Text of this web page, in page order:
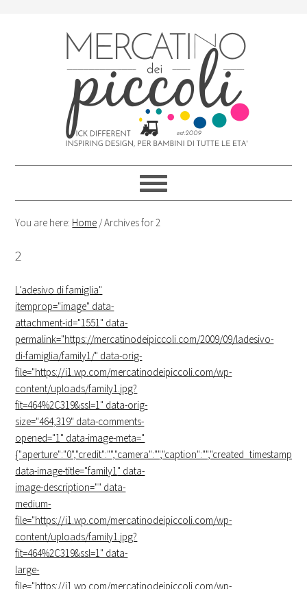
You are here: Home /Archives for 2
2
L’adesivo di famiglia"
itemprop="image" data-
attachment-id="1551" data-
permalink="https://mercatinodeipiccoli.com/2009/09/ladesivo-
di-famiglia/family1/" data-orig-
file="https://i1.wp.com/mercatinodeipiccoli.com/wp-
content/uploads/family1.jpg?
fit=464%2C319&ssl=1" data-orig-
size="464,319" data-comments-
opened="1" data-image-meta="
data-image-title="family1" data-
image-description="" data-
medium-
file="https://i1.wp.com/mercatinodeipiccoli.com/wp-
content/uploads/family1.jpg?
fit=464%2C319&ssl=1" data-
large-
file="https://i1.wp.com/mercatinodeipiccoli.com/wp-